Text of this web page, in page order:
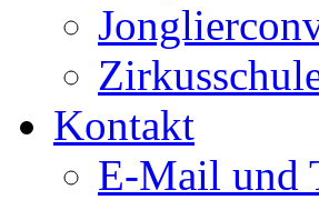
Kontakt
E-Mail und